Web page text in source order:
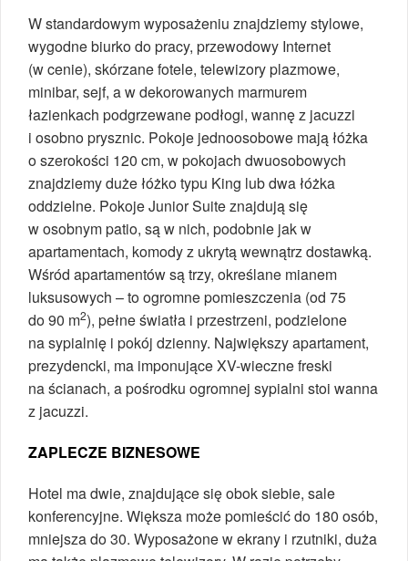
W standardowym wyposażeniu znajdziemy stylowe,
wygodne biurko do pracy, przewodowy Internet
(w cenie), skórzane fotele, telewizory plazmowe,
minibar, sejf, a w dekorowanych marmurem
łazienkach podgrzewane podłogi, wannę z jacuzzi
i osobno prysznic. Pokoje jednoosobowe mają łóżka
o szerokości 120 cm, w pokojach dwuosobowych
znajdziemy duże łóżko typu King lub dwa łóżka
oddzielne. Pokoje Junior Suite znajdują się
w osobnym patio, są w nich, podobnie jak w
apartamentach, komody z ukrytą wewnątrz dostawką.
Wśród apartamentów są trzy, określane mianem
luksusowych – to ogromne pomieszczenia (od 75
do 90 m2), pełne światła i przestrzeni, podzielone
na sypialnię i pokój dzienny. Największy apartament,
prezydencki, ma imponujące XV-wieczne freski
na ścianach, a pośrodku ogromnej sypialni stoi wanna
z jacuzzi.
ZAPLECZE BIZNESOWE
Hotel ma dwie, znajdujące się obok siebie, sale
konferencyjne. Większa może pomieścić do 180 osób,
mniejsza do 30. Wyposażone w ekrany i rzutniki, duża